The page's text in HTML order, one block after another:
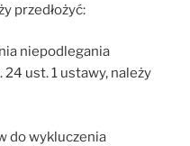
przedłożyć:
niepodlegania
ust. 1 ustawy, należy
do wykluczenia